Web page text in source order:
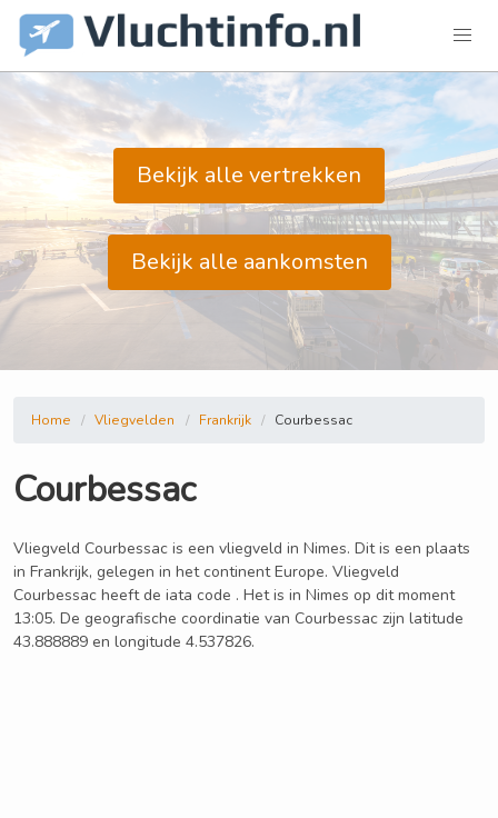
Bekijk alle vertrekken
Bekijk alle aankomsten
Home Vliegvelden Frankrijk Courbessac
Courbessac
Vliegveld Courbessac is een vliegveld in Nimes. Dit is een plaats
in Frankrijk, gelegen in het continent Europe. Vliegveld
Courbessac heeft de iata code . Het is in Nimes op dit moment
13:05. De geografische coordinatie van Courbessac zijn latitude
43.888889 en longitude 4.537826.